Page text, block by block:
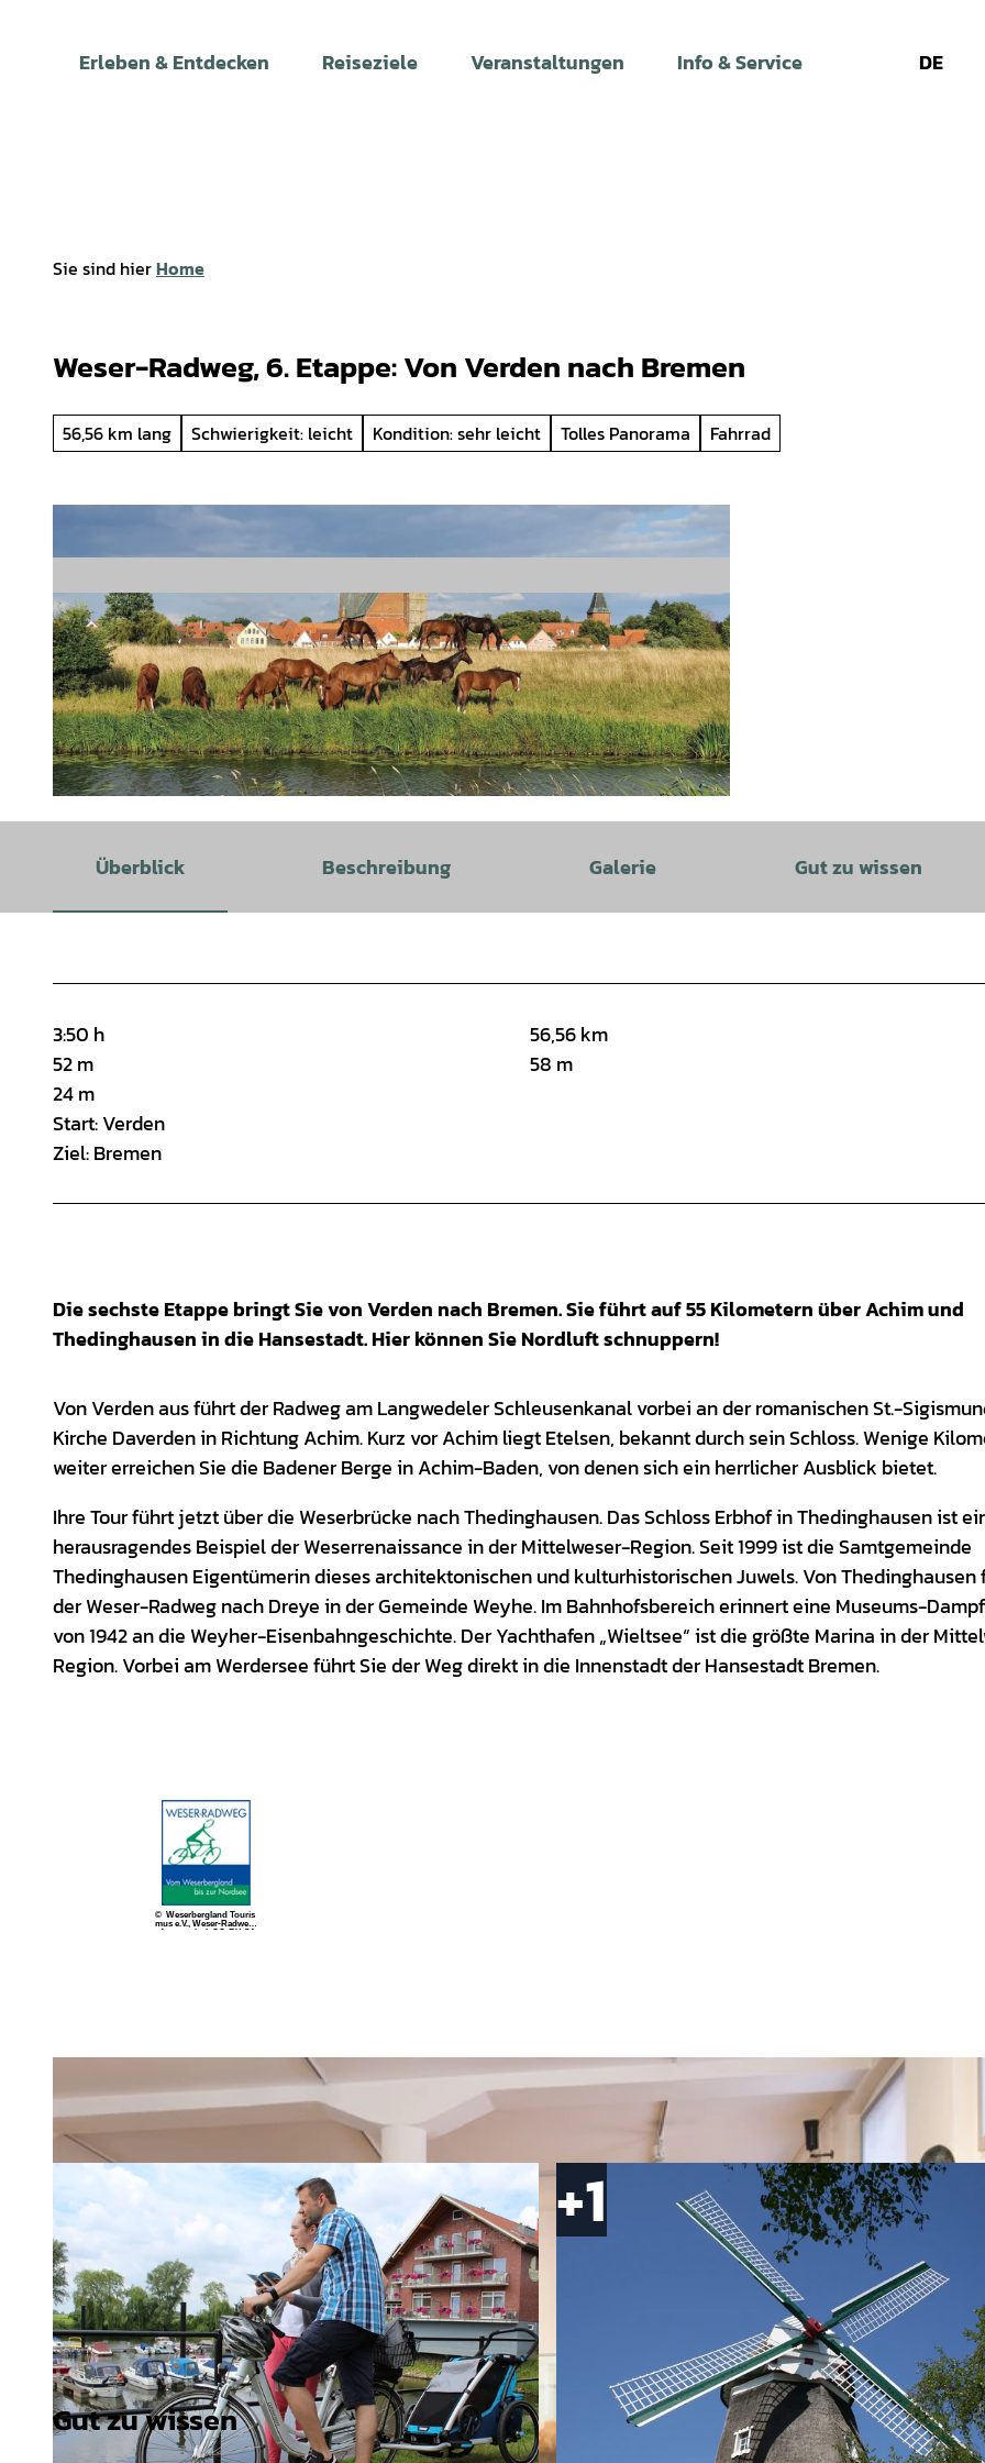
Erleben & Entdecken Reiseziele Veranstaltungen Info & Service DE
Sie sind hierHome
Weser-Radweg, 6. Etappe: Von Verden nach Bremen
56,56 km lang Schwierigkeit: leicht Kondition: sehr leicht Tolles Panorama Fahrrad
Überblick Beschreibung Galerie Gut zu wissen
3:50 h
56,56 km
52 m
58 m
24 m
Start: Verden
Ziel: Bremen
Die sechste Etappe bringt Sie von Verden nach Bremen. Sie führt auf 55 Kilometern über Achim und
Thedinghausen in die Hansestadt. Hier können Sie Nordluft schnuppern!
Von Verden aus führt der Radweg am Langwedeler Schleusenkanal vorbei an der romanischen St.-
Kirche Daverden in Richtung Achim. Kurz vor Achim liegt Etelsen, bekannt durch sein Schloss. Wenige
weiter erreichen Sie die Badener Berge in Achim-Baden, von denen sich ein herrlicher Ausblick bietet.
Ihre Tour führt jetzt über die Weserbrücke nach Thedinghausen. Das Schloss Erbhof in Thedinghausen ist
herausragendes Beispiel der Weserrenaissance in der Mittelweser-Region. Seit 1999 ist die Samtgemeinde
Thedinghausen Eigentümerin dieses architektonischen und kulturhistorischen Juwels. Von Thedinghausen
der Weser-Radweg nach Dreye in der Gemeinde Weyhe. Im Bahnhofsbereich erinnert eine Museums-
von 1942 an die Weyher-Eisenbahngeschichte. Der Yachthafen „Wieltsee“ ist die größte Marina in der
Region. Vorbei am Werdersee führt Sie der Weg direkt in die Innenstadt der Hansestadt
© Weserbergland Touris
mus e.V., Weser-Radweg I
nfozentrale | CC-BY-SA
Gut zu wissen